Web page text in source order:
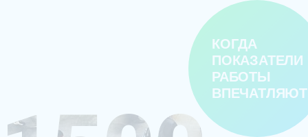
КОГДА
ПОКАЗАТЕЛИ
РАБОТЫ
ВПЕЧАТЛЯЮТ